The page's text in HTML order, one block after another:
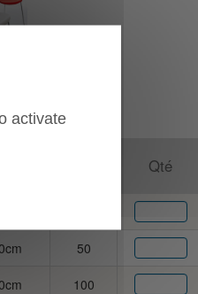
Qté
50
100
activate